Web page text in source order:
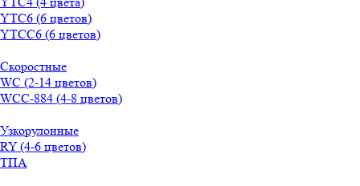
YТС6 (6 цветов)
YТСC6 (6 цветов)
Скоростные
WС (2-14 цветов)
WСС-884 (4-8 цветов)
Узкорулонные
RY (4-6 цветов)
ТПА